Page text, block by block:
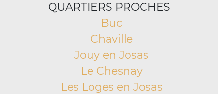
QUARTIERS PROCHES
Buc
Chaville
Jouy en Josas
Le Chesnay
Les Loges en Josas